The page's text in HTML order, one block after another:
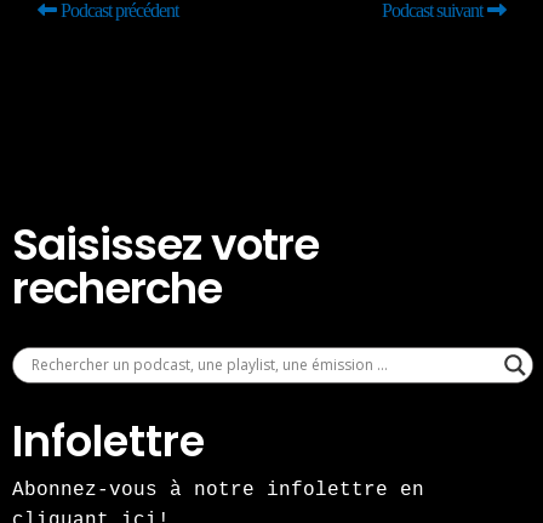
Podcast précédent Podcast suivant
Saisissez votre
recherche
Infolettre
Abonnez-vous à notre infolettre en